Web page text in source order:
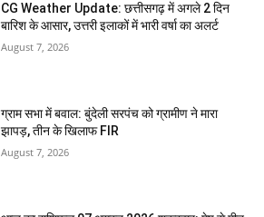
CG Weather Update: छत्तीसगढ़ में अगले 2 दिन
बारिश के आसार, उत्तरी इलाकों में भारी वर्षा का अलर्ट
August 7, 2026
ग्राम सभा में बवाल: बुंदेली सरपंच को ग्रामीण ने मारा
झापड़, तीन के खिलाफ FIR
August 7, 2026